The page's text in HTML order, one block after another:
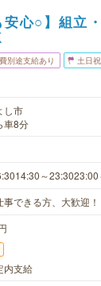
安心○】組立
別途支給あり 土日
し市
車8分
～23:3023:00
できる方、大歓迎！
内支給